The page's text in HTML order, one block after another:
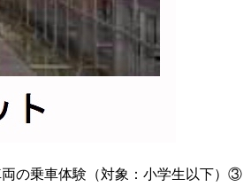
の乗車体験（対象：小学生以下）③